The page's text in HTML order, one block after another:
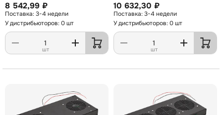
8 542,99 ₽
3-4 недели
У дистрибьюторов: 0 шт
шт
10 632,30 ₽
3-4 недели
У дистрибьюторов: 0 шт
шт